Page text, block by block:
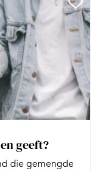
geeft?
die gemengde